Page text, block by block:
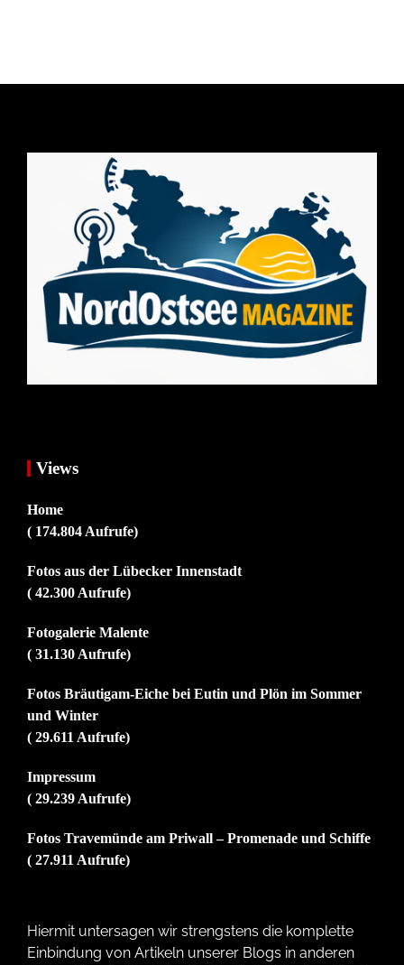
Views
Home
( 174.804 Aufrufe)
Fotos aus der Lübecker Innenstadt
( 42.300 Aufrufe)
Fotogalerie Malente
( 31.130 Aufrufe)
Fotos Bräutigam-Eiche bei Eutin und Plön im Sommer
und Winter
( 29.611 Aufrufe)
Impressum
( 29.239 Aufrufe)
Fotos Travemünde am Priwall – Promenade und Schiffe
( 27.911 Aufrufe)
Hiermit untersagen wir strengstens die komplette
Einbindung von Artikeln unserer Blogs in anderen